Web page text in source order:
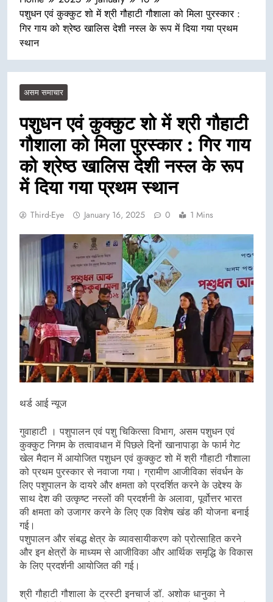
पशुधन एवं कुक्कुट शो में श्री गौहाटी गौशाला को मिला पुरस्कार :
गिर गाय को श्रेष्ठ खालिस देशी नस्ल के रूप में दिया गया प्रथम
स्थान
असम समाचार
पशुधन एवं कुक्कुट शो में श्री गौहाटी
गौशाला को मिला पुरस्कार : गिर गाय
को श्रेष्ठ खालिस देशी नस्ल के रूप
में दिया गया प्रथम स्थान
Third-Eye January 16, 2025 0 1 Mins
थर्ड आई न्यूज
गुवाहाटी । पशुपालन एवं पशु चिकित्सा विभाग, असम पशुधन एवं
कुक्कुट निगम के तत्वावधान में पिछले दिनों खानापाड़ा के फार्म गेट
खेल मैदान में आयोजित पशुधन एवं कुक्कुट शो में श्री गौहाटी गौशाला
को प्रथम पुरस्कार से नवाजा गया। ग्रामीण आजीविका संवर्धन के
लिए पशुपालन के दायरे और क्षमता को प्रदर्शित करने के उद्देश्य के
साथ देश की उत्कृष्ट नस्लों की प्रदर्शनी के अलावा, पूर्वोत्तर भारत
की क्षमता को उजागर करने के लिए एक विशेष खंड की योजना बनाई
गई।
पशुपालन और संबद्ध क्षेत्र के व्यावसायीकरण को प्रोत्साहित करने
और इन क्षेत्रों के माध्यम से आजीविका और आर्थिक समृद्धि के विकास
के लिए प्रदर्शनी आयोजित की गई।
श्री गौहाटी गौशाला के ट्रस्टी इनचार्ज डॉ. अशोक धानुका ने